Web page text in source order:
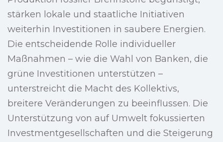
stärken lokale und staatliche Initiativen
weiterhin Investitionen in saubere Energien.
Die entscheidende Rolle individueller
Maßnahmen – wie die Wahl von Banken, die
grüne Investitionen unterstützen –
unterstreicht die Macht des Kollektivs,
breitere Veränderungen zu beeinflussen. Die
Unterstützung von auf Umwelt fokussierten
Investmentgesellschaften und die Steigerung